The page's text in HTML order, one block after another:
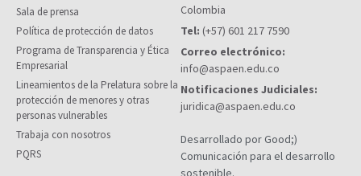
Sala de prensa
Política de protección de datos
Programa de Transparencia y Ética
Empresarial
Lineamientos de la Prelatura sobre la
protección de menores y otras
personas vulnerables
Trabaja con nosotros
PQRS
Colombia
Tel: (+57) 601 217 7590
Correo electrónico:
info@aspaen.edu.co
Notificaciones Judiciales:
juridica@aspaen.edu.co
Desarrollado por Good;)
Comunicación para el desarrollo
sostenible.